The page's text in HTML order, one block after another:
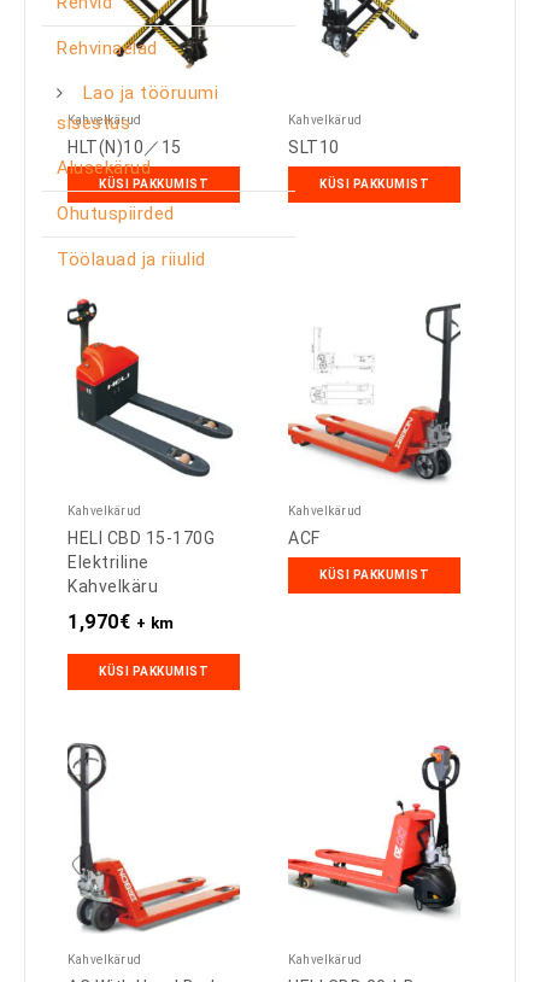
Rehvinaelad
Lao ja tööruumi
sisestus
Alusekärud
Ohutuspiirded
Töölauad ja riiulid
Kahvelkärud
HLT(N)10／15
KÜSI PAKKUMIST
Kahvelkärud
SLT10
KÜSI PAKKUMIST
Kahvelkärud
HELI CBD 15-170G
Elektriline
Kahvelkäru
1,970€ + km
KÜSI PAKKUMIST
Kahvelkärud
ACF
KÜSI PAKKUMIST
Kahvelkärud Kahvelkärud